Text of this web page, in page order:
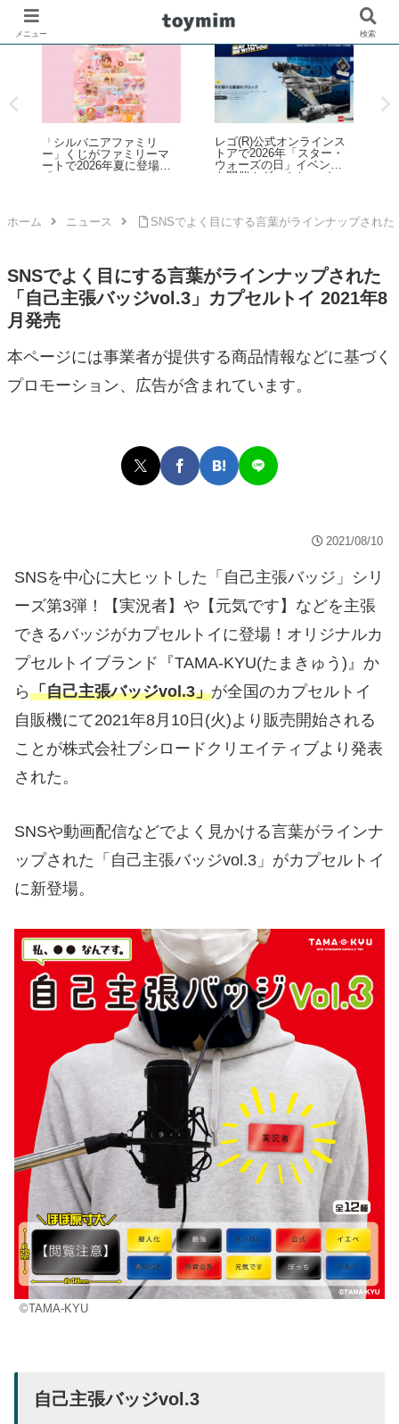
「たまごっち」新シリー
ズ「Tamagotchi
Paradise（たまごっちパラ
ダイス）」が2025年7月12
レゴ(R)ブロックでサッカ
ー界のスター選手4名との
コラボセットが新登場！
その他FIFAワールドカッ
ホーム ニュース SNSでよく目にする言葉がラインナップされ
SNSでよく目にする言葉がラインナップされた
「自己主張バッジvol.3」カプセルトイ 2021年8
月発売
本ページには事業者が提供する商品情報などに基づく
プロモーション、広告が含まれています。
2021/08/10
SNSを中心に大ヒットした「自己主張バッジ」シリ
ーズ第3弾！【実況者】や【元気です】などを主張
できるバッジがカプセルトイに登場！オリジナルカ
プセルトイブランド『TAMA-KYU(たまきゅう)』か
ら「自己主張バッジvol.3」が全国のカプセルトイ
自販機にて2021年8月10日(火)より販売開始される
ことが株式会社ブシロードクリエイティブより発表
された。
SNSや動画配信などでよく見かける言葉がラインナ
ップされた「自己主張バッジvol.3」がカプセルトイ
に新登場。
©TAMA-KYU
自己主張バッジvol.3
メニュー 検索